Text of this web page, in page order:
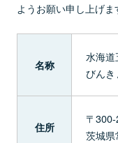
ようお願い申し上げま
名称
水海道
びんき
住所
〒
茨城県